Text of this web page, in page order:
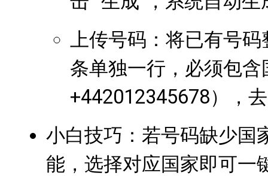
上传号码：将已有号
条单独一行，必须包
+442012345678），
小白技巧：若号码缺少国
能，选择对应国家即可一